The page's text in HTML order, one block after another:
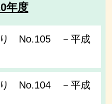
年度
り No.105 －平成
り No.104 －平成